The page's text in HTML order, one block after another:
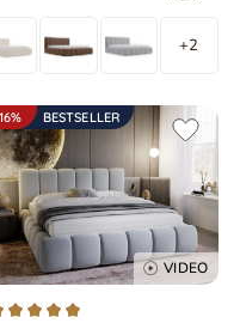
+2
BESTSELLER
VIDEO